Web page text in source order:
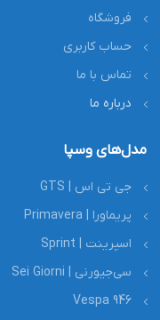
فروشگاه
حساب کاربری
تماس با ما
درباره ما
مدل‌های وسپا
جی تی اس | GTS
پریماورا | Primavera
اسپرینت | Sprint
سی‌جیورنی | Sei Giorni
Vespa 946